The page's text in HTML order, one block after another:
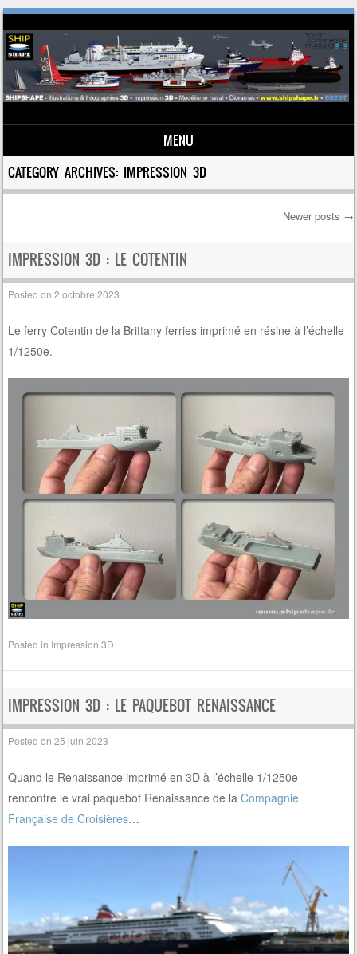
MENU
Skip to content
CATEGORY ARCHIVES: IMPRESSION 3D
Post navigation
Newer posts →
IMPRESSION 3D : LE COTENTIN
Posted on2 octobre 2023
Le ferry Cotentin de la Brittany ferries imprimé en résine à l’échelle
1/1250e.
Posted in Impression 3D
IMPRESSION 3D : LE PAQUEBOT RENAISSANCE
Posted on25 juin 2023
Quand le Renaissance imprimé en 3D à l’échelle 1/1250e
rencontre le vrai paquebot Renaissance de laCompagnie
Française de Croisières…